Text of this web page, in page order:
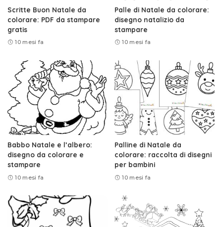
Scritte Buon Natale da
colorare: PDF da stampare
gratis
10 mesi fa
Palle di Natale da colorare:
disegno natalizio da
stampare
10 mesi fa
Babbo Natale e l’albero:
disegno da colorare e
stampare
10 mesi fa
Palline di Natale da
colorare: raccolta di disegni
per bambini
10 mesi fa